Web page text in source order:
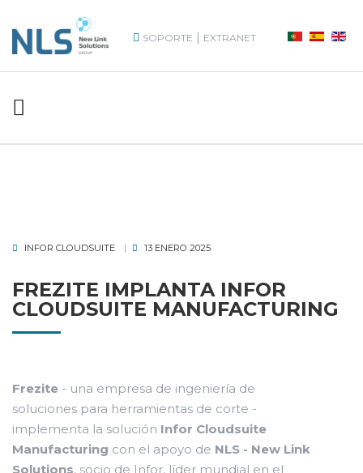
SOPORTE | EXTRANET
INFOR CLOUDSUITE 13 ENERO 2025
FREZITE IMPLANTA INFOR
CLOUDSUITE MANUFACTURING
Frezite - una empresa de ingeniería de
soluciones para herramientas de corte -
implementa la solución Infor Cloudsuite
Manufacturing con el apoyo de NLS - New Link
Solutions, socio de Infor, líder mundial en el